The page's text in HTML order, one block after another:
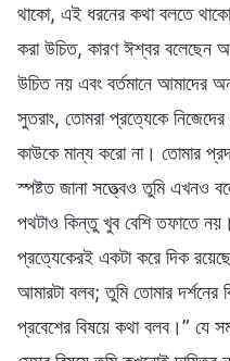
থাকো, এই ধরনের কথা বলতে
করা উচিত, কারণ ঈশ্বর বলেছেন
উচিত নয় এবং বর্তমানে আমাদের
সুতরাং, তোমরা প্রত্যেকে
কাউকে মান্য করো না। তোমার
স্পষ্টত জানা সত্ত্বেও তুমি এখনও
পথটাও কিন্তু খুব বেশি তফাতে
প্রত্যেকেরই একটা করে দিক
আমারটা বলব; তুমি তোমার
প্রবেশের বিষয়ে কথা বলব।” যে